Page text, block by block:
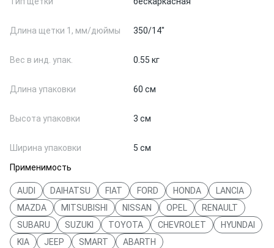
Длина щетки 1, мм/дюймы 350/14"
Вес в инд. упак. 0.55 кг
Длина упаковки 60 см
Высота упаковки 3 см
Ширина упаковки
5 см
Применимость
AUDI DAIHATSU FIAT FORD HONDA
LANCIA
MAZDA
MITSUBISHI NISSAN OPEL
RENAULT
SUBARU
SUZUKI TOYOTA CHEVROLET
HYUNDAI
KIA
JEEP SMART ABARTH